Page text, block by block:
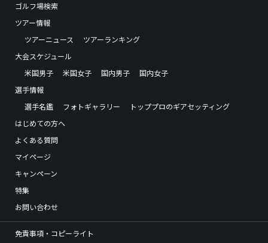
ゴルフ場検索
ツアー情報
ツアーニュース
ツアーランキング
大会スケジュール
米国男子
米国女子 国内男子
国内女子
選手情報
選手名鑑
フォトギャラリー
トッププロのギアセッティング
はじめての方へ
よくある質問
マイページ
キャンペーン
特集
お問い合わせ
免責事項・コピーライト